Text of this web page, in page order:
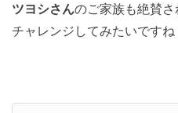
ツヨシさんのご家族も絶賛
チャレンジしてみたいですね